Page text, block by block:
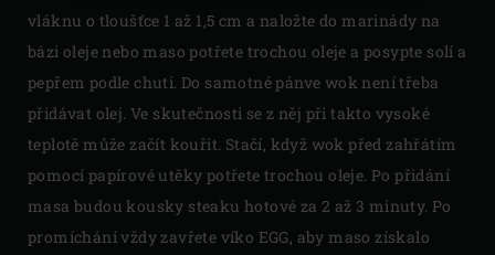
vláknu o tloušťce 1 až 1,5 cm a naložte do marinády na
bázi oleje nebo maso potřete trochou oleje a posypte solí a
pepřem podle chuti. Do samotné pánve wok není třeba
přidávat olej. Ve skutečnosti se z něj při takto vysoké
teplotě může začít kouřit. Stačí, když wok před zahřátím
pomocí papírové utěky potřete trochou oleje. Po přidání
masa budou kousky steaku hotové za 2 až 3 minuty. Po
promíchání vždy zavřete víko EGG, aby maso získalo